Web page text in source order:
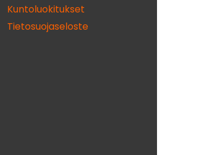
Kuntoluokitukset
Tietosuojaseloste